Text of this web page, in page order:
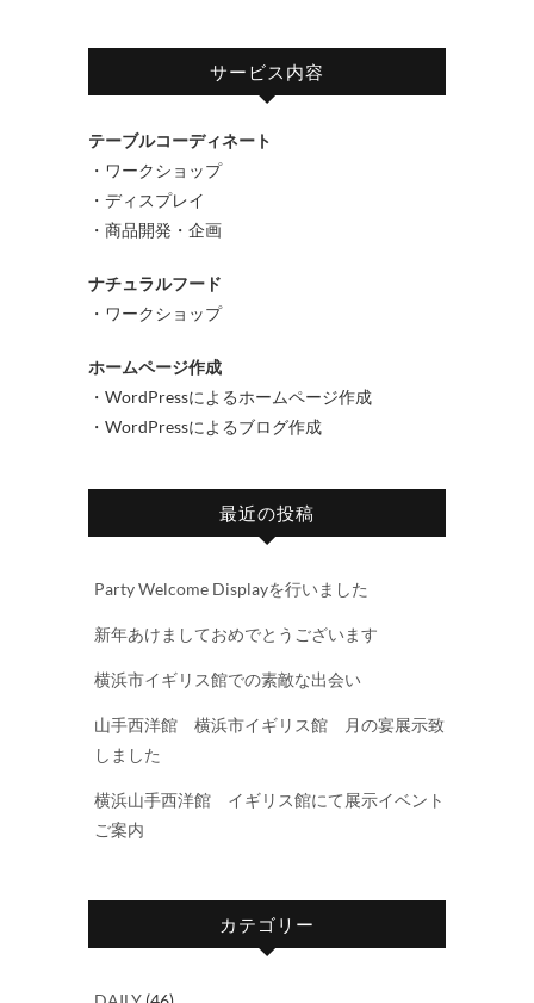
サービス内容
テーブルコーディネート
・ワークショップ
・ディスプレイ
・商品開発・企画
ナチュラルフード
・ワークショップ
ホームページ作成
・WordPressによるホームページ作成
・WordPressによるブログ作成
最近の投稿
Party Welcome Displayを行いました
新年あけましておめでとうございます
横浜市イギリス館での素敵な出会い
山手西洋館 横浜市イギリス館 月の宴展示致
しました
横浜山手西洋館 イギリス館にて展示イベント
ご案内
カテゴリー